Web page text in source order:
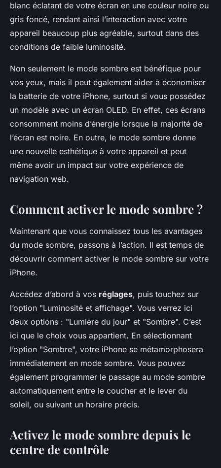
blanc éclatant de votre écran en une couleur noire ou
gris foncé, rendant ainsi l’interaction avec votre
appareil beaucoup plus agréable, surtout dans des
conditions de faible luminosité.
Non seulement le mode sombre est bénéfique pour
vos yeux, mais il peut également aider à économiser
la batterie de votre iPhone, surtout si vous possédez
un modèle avec un écran OLED. En effet, ces écrans
consomment moins d’énergie lorsque la majorité de
l’écran est noire. En outre, le mode sombre donne
une nouvelle esthétique à votre appareil et peut
même avoir un impact sur votre expérience de
navigation web.
Comment activer le mode sombre ?
Maintenant que vous connaissez tous les avantages
du mode sombre, passons à l’action. Il est temps de
découvrir comment activer le mode sombre sur votre
iPhone.
Accédez d’abord à vos réglages, puis touchez sur
l’option "Luminosité et affichage". Vous verrez ici
deux options : "Lumière du jour" et "Sombre". C’est
ici que le choix vous appartient. En sélectionnant
l’option "Sombre", votre iPhone se métamorphosera
immédiatement en mode sombre. Vous pouvez
également programmer le passage au mode sombre
automatiquement entre le coucher et le lever du
soleil, ou suivant un horaire précis.
Activez le mode sombre depuis le
centre de contrôle